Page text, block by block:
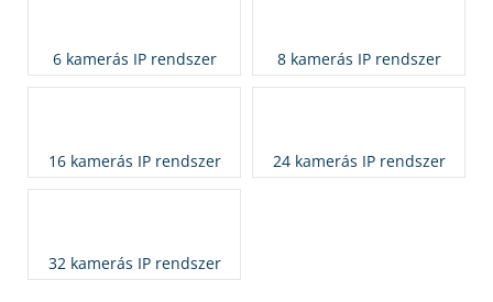
6 kamerás IP rendszer 8 kamerás IP rendszer
16 kamerás IP rendszer 24 kamerás IP rendszer
32 kamerás IP rendszer
j
u